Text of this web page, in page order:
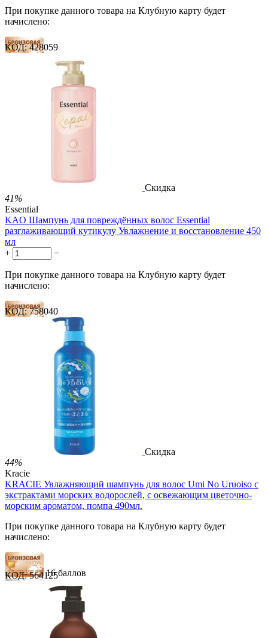
При покупке данного товара на Клубную карту будет
начислено:
24 балла
41 балл
1 578.00 Р
за 1.00 мл
КОД: 428059
Скидка
41%
Essential
KAO Шампунь для повреждённых волос Essential
разглаживающий кутикулу Увлажнение и восстановление 450
мл
+
−
При покупке данного товара на Клубную карту будет
начислено:
16 баллов
24 балла
41 балл
1 486.00 Р
за 1.00 мл

КОД: 758040
Скидка
44%
Kracie
KRACIE Увлажняющий шампунь для волос Umi No Uruoiso с
экстрактами морских водорослей, с освежающим цветочно-
морским ароматом, помпа 490мл.
При покупке данного товара на Клубную карту будет
начислено:
16 баллов
24 балла
41 балл
КОД: 564125